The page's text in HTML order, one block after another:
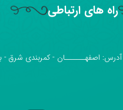
راه های ارتباطی
آدرس: اصفهـــــــان - کمربندی شرق -